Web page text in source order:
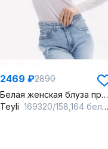
2469 ₽2890
Белая женская блуза прилегающего силуэта из трикотажа
Teyli 169320/158,164 белый